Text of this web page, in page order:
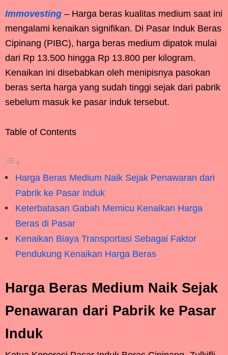
Immovesting – Harga beras kualitas medium saat ini
mengalami kenaikan signifikan. Di Pasar Induk Beras
Cipinang (PIBC), harga beras medium dipatok mulai
dari Rp 13.500 hingga Rp 13.800 per kilogram.
Kenaikan ini disebabkan oleh menipisnya pasokan
beras serta harga yang sudah tinggi sejak dari pabrik
sebelum masuk ke pasar induk tersebut.
Table of Contents
Harga Beras Medium Naik Sejak Penawaran dari
Pabrik ke Pasar Induk
Keterbatasan Gabah Memicu Kenaikan Harga
Beras di Pasar
Kenaikan Biaya Transportasi Sebagai Faktor
Pendukung Kenaikan Harga Beras
Harga Beras Medium Naik Sejak
Penawaran dari Pabrik ke Pasar
Induk